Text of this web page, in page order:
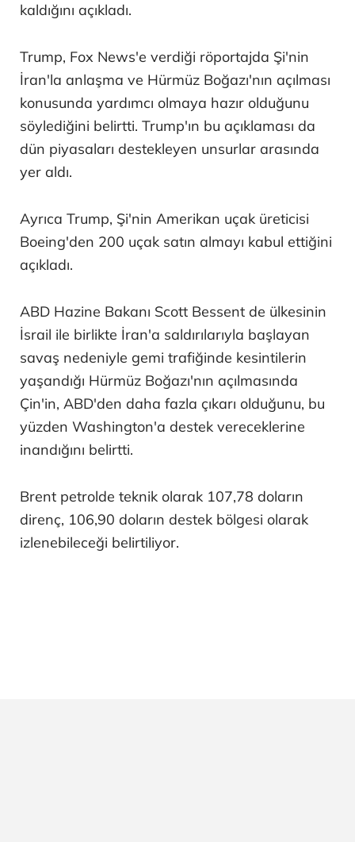
kaldığını açıkladı.
Trump, Fox News'e verdiği röportajda Şi'nin
İran'la anlaşma ve Hürmüz Boğazı'nın açılması
konusunda yardımcı olmaya hazır olduğunu
söylediğini belirtti. Trump'ın bu açıklaması da
dün piyasaları destekleyen unsurlar arasında
yer aldı.
Ayrıca Trump, Şi'nin Amerikan uçak üreticisi
Boeing'den 200 uçak satın almayı kabul ettiğini
açıkladı.
ABD Hazine Bakanı Scott Bessent de ülkesinin
İsrail ile birlikte İran'a saldırılarıyla başlayan
savaş nedeniyle gemi trafiğinde kesintilerin
yaşandığı Hürmüz Boğazı'nın açılmasında
Çin'in, ABD'den daha fazla çıkarı olduğunu, bu
yüzden Washington'a destek vereceklerine
inandığını belirtti.
Brent petrolde teknik olarak 107,78 doların
direnç, 106,90 doların destek bölgesi olarak
izlenebileceği belirtiliyor.